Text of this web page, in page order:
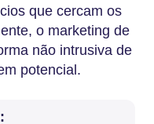
que cercam os
o marketing de
não intrusiva de
potencial.